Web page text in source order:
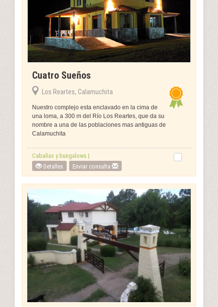
Cuatro Sueños
Los Reartes, Calamuchita
Nuestro complejo esta enclavado en la cima de
una loma, a 300 m del Río Los Reartes, que da su
nombre a una de las poblaciones mas antiguas de
Calamuchita
Cabañas y bungalows |
Detalles
Enviar consulta